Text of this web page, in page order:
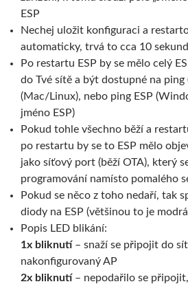
ESP
Nechej uložit konfiguraci a
automaticky, trvá to cca 10
Po restartu ESP by se mělo celý
do Tvé sítě a být dostupné na ping
(Mac/Linux), nebo ping ESP
jméno ESP)
Pokud tohle všechno běží a
po restartu by se to ESP mělo
jako síťový port (běží OTA), který
programování namísto pomalého
Pokud se něco z toho nedaří, tak
diody na ESP (většinou to je
Popis LED blikání:
1x bliknutí– snaží se připojit do
nakonfigurovaný AP
2x bliknutí– nepodařilo se